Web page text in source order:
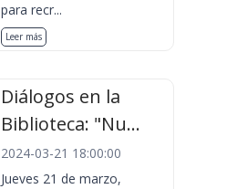
para recr...
Leer más
Diálogos en la
Biblioteca: "Nu...
2024-03-21 18:00:00
Jueves 21 de marzo,